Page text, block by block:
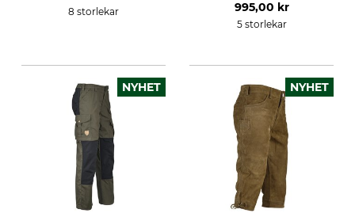
8 storlekar 995,00 kr
5 storlekar
NYHET NYHET